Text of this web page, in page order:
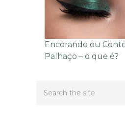
Encorando ou
Palhaço – o que é?